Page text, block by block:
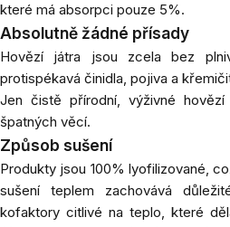
které má absorpci pouze 5%.
Absolutně žádné přísady
Hovězí játra jsou zcela bez
protispékavá činidla, pojiva a
Jen čistě přírodní, výživné
špatných věcí.
Způsob sušení
Produkty jsou 100% lyofilizované,
sušení teplem zachovává
kofaktory citlivé na teplo, které